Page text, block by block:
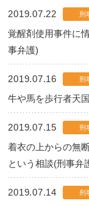
2019.07.22 刑
覚醒剤使用事件に
事弁護)
2019.07.16 刑
牛や馬を歩行者天
2019.07.15 刑
着衣の上からの無
という相談(刑事弁
2019.07.14 刑